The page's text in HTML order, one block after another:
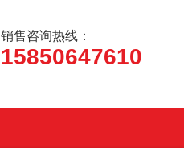
销售咨询热线：
15850647610